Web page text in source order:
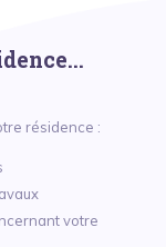
résidence :
votre